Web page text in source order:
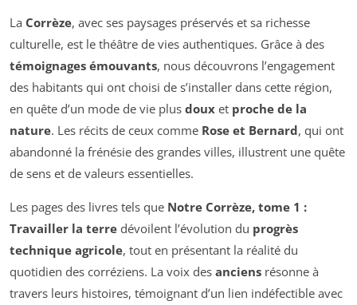
La Corrèze, avec ses paysages préservés et sa richesse
culturelle, est le théâtre de vies authentiques. Grâce à des
témoignages émouvants, nous découvrons l’engagement
des habitants qui ont choisi de s’installer dans cette région,
en quête d’un mode de vie plus doux et proche de la
nature. Les récits de ceux comme Rose et Bernard, qui ont
abandonné la frénésie des grandes villes, illustrent une quête
de sens et de valeurs essentielles.
Les pages des livres tels que Notre Corrèze, tome 1 :
Travailler la terre dévoilent l’évolution du progrès
technique agricole, tout en présentant la réalité du
quotidien des corréziens. La voix des anciens résonne à
travers leurs histoires, témoignant d’un lien indéfectible avec